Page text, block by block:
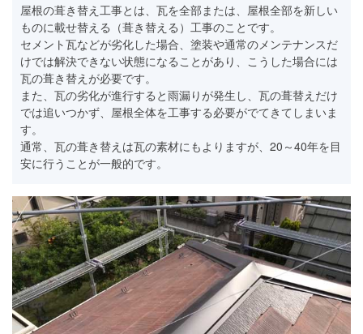
屋根の葺き替え工事とは、瓦を全部または、屋根全部を新しい
ものに載せ替える（葺き替える）工事のことです。
セメント瓦などが劣化した場合、塗装や通常のメンテナンスだ
けでは解決できない状態になることがあり、こうした場合には
瓦の葺き替えが必要です。
また、瓦の劣化が進行すると雨漏りが発生し、瓦の葺替えだけ
では追いつかず、屋根全体を工事する必要がでてきてしまいま
す。
通常、瓦の葺き替えは瓦の素材にもよりますが、20～40年を目
安に行うことが一般的です。